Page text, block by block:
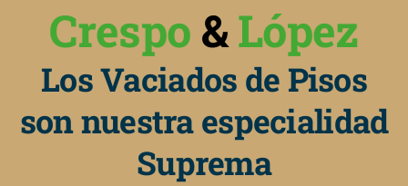
Crespo &López
Los Vaciados de Pisos
son nuestra especialidad
Suprema